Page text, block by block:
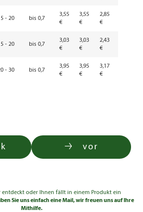
- 20 bis 0,7
3,55
€
3,55
€
2,85
€
- 20 bis 0,7
3,03
€
3,03
€
2,43
€
- 30 bis 0,7
3,95
€
3,95
€
3,17
€
vor
entdeckt oder Ihnen fällt in einem Produkt ein
Sie uns einfach eine Mail, wir freuen uns auf Ihre
Mithilfe.